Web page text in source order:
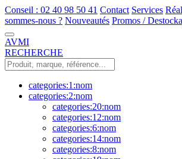
Conseil : 02 40 98 50 41 Contact Services
sommes-nous ? Nouveautés Promos /
AVMI
RECHERCHE
categories:1:nom
categories:2:nom
categories:20:nom
categories:12:nom
categories:6:nom
categories:14:nom
categories:8:nom